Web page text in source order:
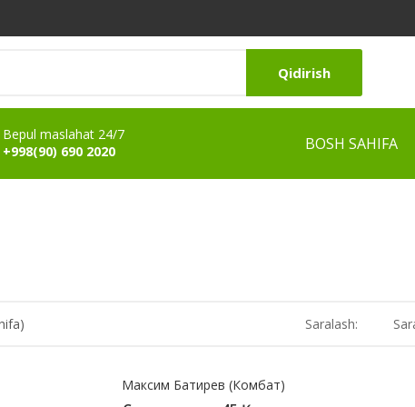
Qidirish
Bepul maslahat 24/7
+998(90) 690 2020
BOSH SAHIFA
Saralash:
Максим Батирев (Комбат)